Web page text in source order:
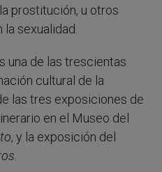
prostitución, u otros
sexualidad.
una de las trescientas
cultural de la
las tres exposiciones de
en el Museo del
, y la exposición del
.